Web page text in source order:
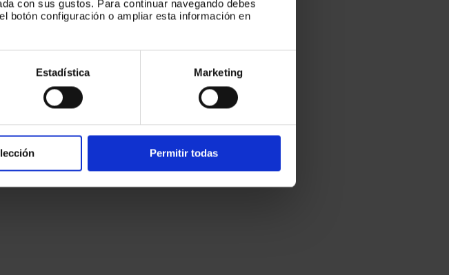
con sus gustos. Para continuar navegando debes
botón configuración o ampliar esta información en
Estadística Marketing
Permitir todas